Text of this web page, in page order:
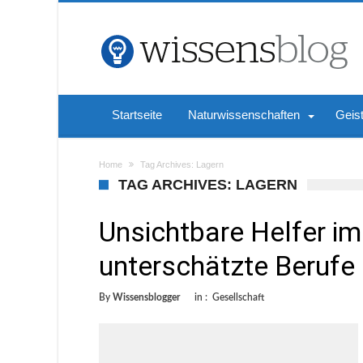
Startseite Naturwissenschaften
Home Tag Archives: Lagern
TAG ARCHIVES: LAGERN
Unsichtbare Helfer
unterschätzte
By Wissensblogger in : Gesellschaft